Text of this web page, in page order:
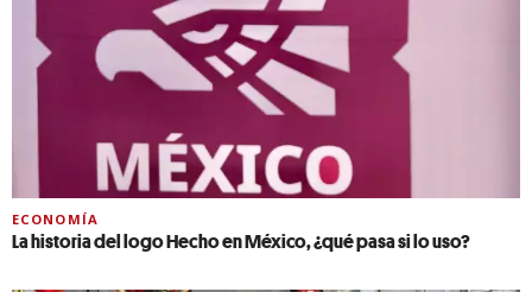
ECONOMÍA
La historia del logo Hecho en México, ¿qué pasa si lo uso?